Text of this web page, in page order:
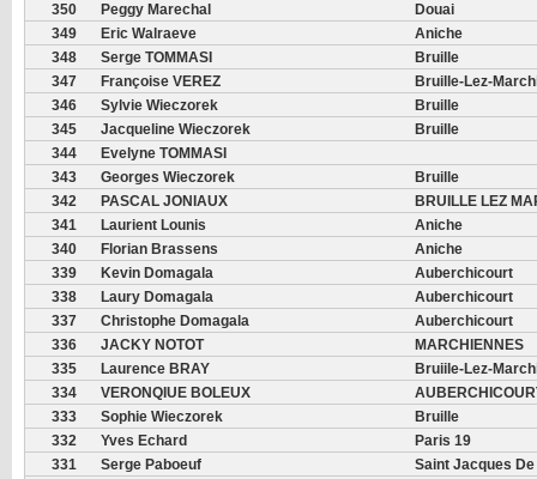
350
Peggy Marechal
Douai
349
Eric Walraeve
Aniche
348
Serge TOMMASI
Bruille
347
Françoise VEREZ
Bruille-Lez-
346
Sylvie Wieczorek
Bruille
345
Jacqueline Wieczorek
Bruille
344
Evelyne TOMMASI
343
Georges Wieczorek
Bruille
342
PASCAL JONIAUX
BRUILLE LEZ
341
Laurient Lounis
Aniche
340
Florian Brassens
Aniche
339
Kevin Domagala
Auberchicourt
338
Laury Domagala
Auberchicourt
337
Christophe Domagala
Auberchicourt
336
JACKY NOTOT
MARCHIENNES
335
Laurence BRAY
Bruiile-Lez-
334
VERONQIUE BOLEUX
333
Sophie Wieczorek
Bruille
332
Yves Echard
Paris 19
331
Serge Paboeuf
Saint Jacques De